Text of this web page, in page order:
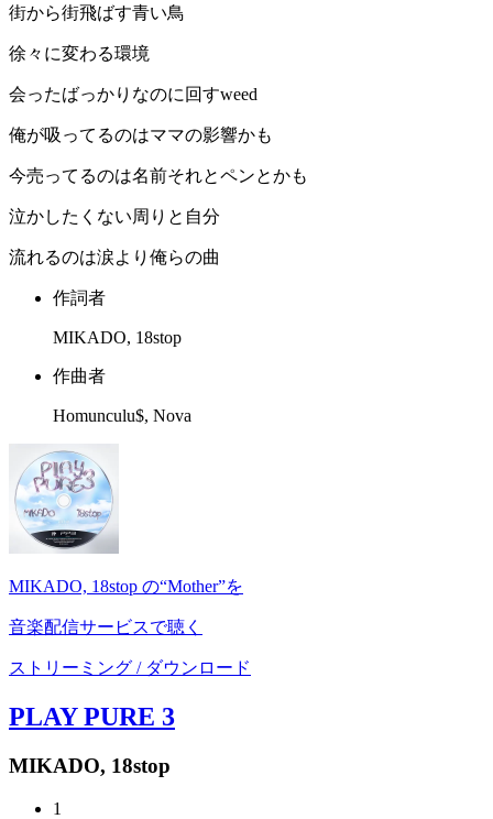
街から街飛ばす青い鳥
徐々に変わる環境
会ったばっかりなのに回すweed
俺が吸ってるのはママの影響かも
今売ってるのは名前それとペンとかも
泣かしたくない周りと自分
流れるのは涙より俺らの曲
作詞者
MIKADO, 18stop
作曲者
Homunculu$, Nova
MIKADO, 18stop の“Mother”を
音楽配信サービスで聴く
ストリーミング / ダウンロード
PLAY PURE 3
MIKADO, 18stop
1